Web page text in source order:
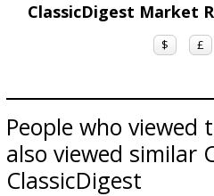
ClassicDigest Market
$ £
People who viewed
also viewed similar
ClassicDigest